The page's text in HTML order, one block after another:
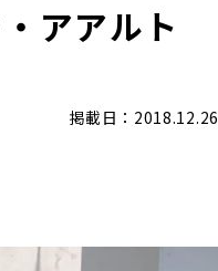
アアルト
掲載日：2018.12.26